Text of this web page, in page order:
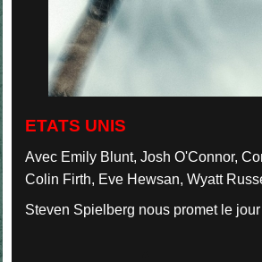
ETATS UNIS
Avec Emily Blunt, Josh O'Connor,
Colin Firth, Eve Hewsan, Wyatt
Steven Spielberg nous promet le